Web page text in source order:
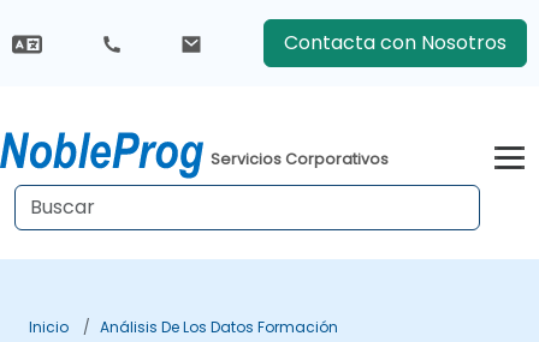
Contacta con Nosotros
Servicios Corporativos
Inicio
Análisis De Los Datos Formación